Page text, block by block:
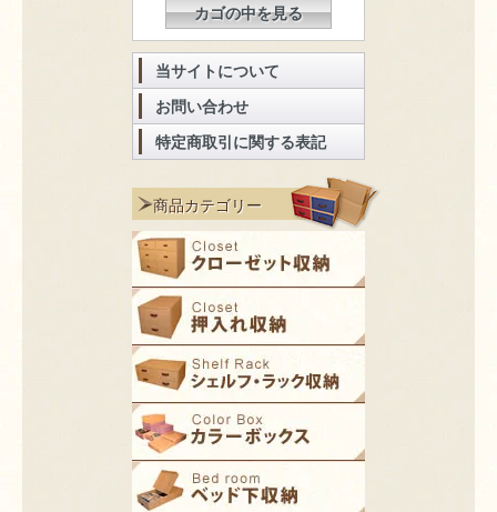
カゴの中を見る
当サイトについて
お問い合わせ
特定商取引に関する表記
商品カテゴリー